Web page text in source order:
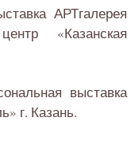
АРТгалерея
«Казанская
выставка
г. Казань.